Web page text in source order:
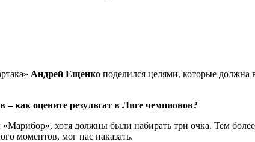
Андрей Ещенко поделился целями, которые
– как оцените результат в Лиге чемпионов?
хотя должны были набирать три очка. Тем
моментов, мог нас наказать.